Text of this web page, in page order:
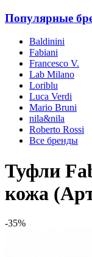
Популярные
Baldinini
Fabiani
Francesco V.
Lab Milano
Loriblu
Luca Verdi
Mario Bruni
nila&nila
Roberto Rossi
Все бренды
Туфли
кожа
-35%